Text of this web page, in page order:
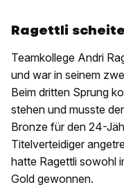
Ragettli
Teamkollege Andri
und war in seinem
Beim dritten Sprung
stehen und musste
Bronze für den 24-
Titelverteidiger
hatte Ragettli sowohl
Gold gewonnen.